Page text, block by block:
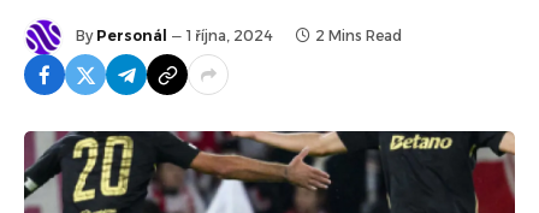
By Personál 1 října, 2024 2 Mins Read